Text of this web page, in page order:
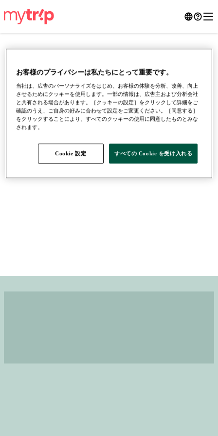
●●
お客様のプライバシーは私たちにとって重要です。
当社は、広告のパーソナライズをはじめ、お客様の体験を分析、改善、向上
させるためにクッキーを使用します。一部の情報は、広告主および分析会社
と共有される場合があります。［クッキーの設定］をクリックして詳細をご
確認のうえ、ご自身の好みに合わせて設定をご変更ください。［同意する］
をクリックすることにより、すべてのクッキーの使用に同意したものとみな
されます。
Cookie 設定 すべての Cookie を受け入れる